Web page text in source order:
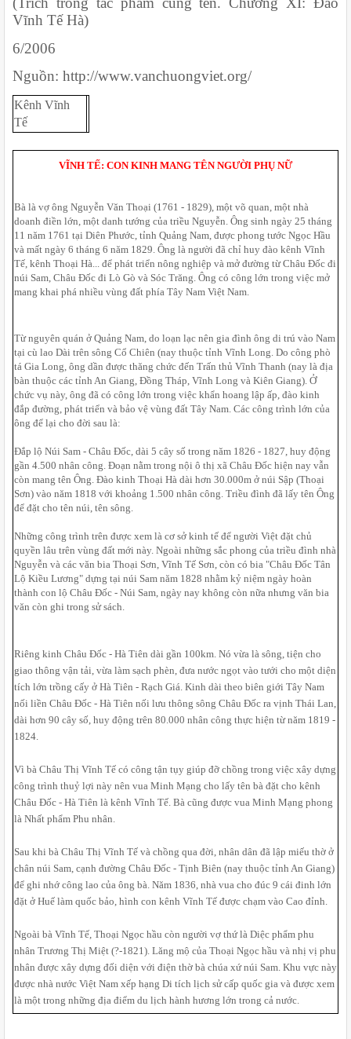
Vĩnh Tế Hà)
6/2006
Nguồn: http://www.vanchuongviet.org/
Kênh Vĩnh
Tế
VĨNH TẾ: CON KINH MANG TÊN NGƯỜI PHỤ NỮ
Bà là vợ ông Nguyễn Văn Thoại (1761 - 1829), một võ quan, một nhà
doanh điền lớn, một danh tướng của triều Nguyễn. Ông sinh ngày 25 tháng
11 năm 1761 tại Diên Phước, tỉnh Quảng Nam, được phong tước Ngọc Hầu
và mất ngày 6 tháng 6 năm 1829. Ông là người đã chỉ huy đào kênh Vĩnh
Tế, kênh Thoại Hà... để phát triển nông nghiệp và mở đường từ Châu Đốc đi
núi Sam, Châu Đốc đi Lò Gò và Sóc Trăng. Ông có công lớn trong việc mở
mang khai phá nhiều vùng đất phía Tây Nam Việt Nam.
Từ nguyên quán ở Quảng Nam, do loạn lạc nên gia đình ông di trú vào Nam
tại cù lao Dài trên sông Cổ Chiên (nay thuộc tỉnh Vĩnh Long. Do công phò
tá Gia Long, ông dần được thăng chức đến Trấn thủ Vĩnh Thanh (nay là địa
bàn thuộc các tỉnh An Giang, Đồng Tháp, Vĩnh Long và Kiên Giang). Ở
chức vụ này, ông đã có công lớn trong việc khẩn hoang lập ấp, đào kinh
đắp đường, phát triển và bảo vệ vùng đất Tây Nam. Các công trình lớn của
ông để lại cho đời sau là:
Đắp lộ Núi Sam - Châu Đốc, dài 5 cây số trong năm 1826 - 1827, huy động
gần 4.500 nhân công. Đoạn nằm trong nội ô thị xã Châu Đốc hiện nay vẫn
còn mang tên Ông. Đào kinh Thoại Hà dài hơn 30.000m ở núi Sập (Thoại
Sơn) vào năm 1818 với khoảng 1.500 nhân công. Triều đình đã lấy tên Ông
để đặt cho tên núi, tên sông.
Những công trình trên được xem là cơ sở kinh tế để người Việt đặt chủ
quyền lâu trên vùng đất mới này. Ngoài những sắc phong của triều đình nhà
Nguyễn và các văn bia Thoại Sơn, Vĩnh Tế Sơn, còn có bia "Châu Đốc Tân
Lộ Kiều Lương" dựng tại núi Sam năm 1828 nhằm kỷ niệm ngày hoàn
thành con lộ Châu Đốc - Núi Sam, ngày nay không còn nữa nhưng văn bia
văn còn ghi trong sử sách.
Riêng kinh Châu Đốc - Hà Tiên dài gần 100km. Nó vừa là sông, tiện cho
giao thông vận tải, vừa làm sạch phèn, đưa nước ngọt vào tưới cho một diện
tích lớn trồng cấy ở Hà Tiên - Rạch Giá. Kinh dài theo biên giới Tây Nam
nối liền Châu Đốc - Hà Tiên nối lưu thông sông Châu Đốc ra vịnh Thái Lan,
dài hơn 90 cây số, huy động trên 80.000 nhân công thực hiện từ năm 1819 -
1824.
Vì bà Châu Thị Vĩnh Tế có công tận tụy giúp đỡ chồng trong việc xây dựng
công trình thuỷ lợi này nên vua Minh Mạng cho lấy tên bà đặt cho kênh
Châu Đốc - Hà Tiên là kênh Vĩnh Tế. Bà cũng được vua Minh Mạng phong
là Nhất phẩm Phu nhân.
Sau khi bà Châu Thị Vĩnh Tế và chồng qua đời, nhân dân đã lập miếu thờ ở
chân núi Sam, cạnh đường Châu Đốc - Tịnh Biên (nay thuộc tỉnh An Giang)
để ghi nhớ công lao của ông bà. Năm 1836, nhà vua cho đúc 9 cái đinh lớn
đặt ở Huế làm quốc bảo, hình con kênh Vĩnh Tế được chạm vào Cao đỉnh.
Ngoài bà Vĩnh Tế, Thoại Ngọc hầu còn người vợ thứ là Diệc phẩm phu
nhân Trương Thị Miệt (?-1821). Lăng mộ của Thoại Ngọc hầu và nhị vị phu
nhân được xây dựng đối diện với điện thờ bà chúa xứ núi Sam. Khu vực này
được nhà nước Việt Nam xếp hạng Di tích lịch sử cấp quốc gia và được xem
là một trong những địa điểm du lịch hành hương lớn trong cả nước.